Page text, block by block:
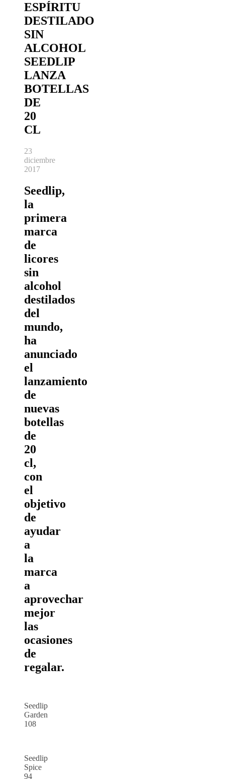
ESPÍRITU
DESTILADO
SIN
ALCOHOL
SEEDLIP
LANZA
BOTELLAS
DE
20
CL
23
diciembre
2017
Seedlip,
la
primera
marca
de
licores
sin
alcohol
destilados
del
mundo,
ha
anunciado
el
lanzamiento
de
nuevas
botellas
de
20
cl,
con
el
objetivo
de
ayudar
a
la
marca
a
aprovechar
mejor
las
ocasiones
de
regalar.
Seedlip
Garden
108
Seedlip
Spice
94